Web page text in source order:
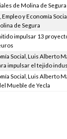
de Molina de Segura
y Economía
de Segura
impulsar 13
Social, Luis Alberto
impulsar el tejido
Social, Luis Alberto
Mueble de Yecla